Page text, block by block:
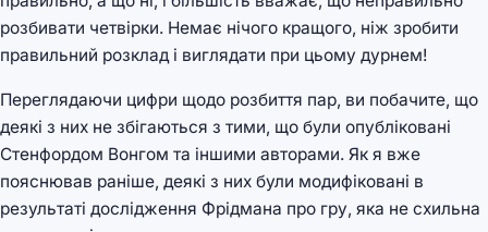
розбивати четвірки. Немає нічого кращого, ніж зробити
правильний розклад і виглядати при цьому дурнем!
Переглядаючи цифри щодо розбиття пар, ви побачите, що
деякі з них не збігаються з тими, що були опубліковані
Стенфордом Вонгом та іншими авторами. Як я вже
пояснював раніше, деякі з них були модифіковані в
результаті дослідження Фрідмана про гру, яка не схильна